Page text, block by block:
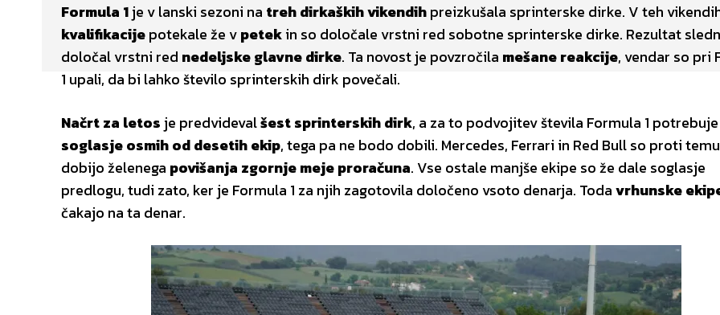
Formula 1je v lanski sezoni na treh dirkaških vikendihpreizkušala sprinterske dirke. V teh
kvalifikacijepotekale že vpetekin so določale vrstni red sobotne sprinterske dirke. Rezultat
določal vrstni red nedeljske glavne dirke. Ta novost je povzročila mešane reakcije, vendar so pri
1 upali, da bi lahko število sprinterskih dirk povečali.
Načrt za letos je predvidevalšest sprinterskih dirk, a za to podvojitev števila Formula 1 potrebuje
soglasje osmih od desetih ekip, tega pa ne bodo dobili. Mercedes, Ferrari in Red Bull so proti
dobijo želenega povišanja zgornje meje proračuna. Vse ostale manjše ekipe so že dale soglasje
predlogu, tudi zato, ker je Formula 1 za njih zagotovila določeno vsoto denarja. Todavrhunske
čakajo na ta denar.